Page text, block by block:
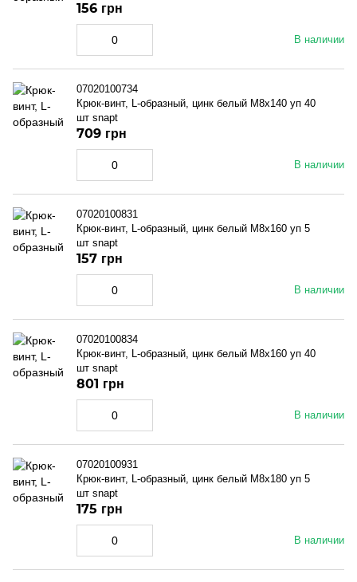
В наличии
156 грн
07020100734
Крюк-винт, L-образный, цинк белый M8x140 уп 40
шт snapt
В наличии
709 грн
07020100831
Крюк-винт, L-образный, цинк белый M8x160 уп 5
шт snapt
В наличии
157 грн
07020100834
Крюк-винт, L-образный, цинк белый M8x160 уп 40
шт snapt
В наличии
801 грн
07020100931
Крюк-винт, L-образный, цинк белый M8x180 уп 5
шт snapt
В наличии
175 грн